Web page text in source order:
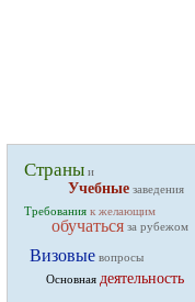
Страны и
Учебные заведения
Требования к желающим
обучаться за рубежом
Визовые вопросы
Основная деятельность